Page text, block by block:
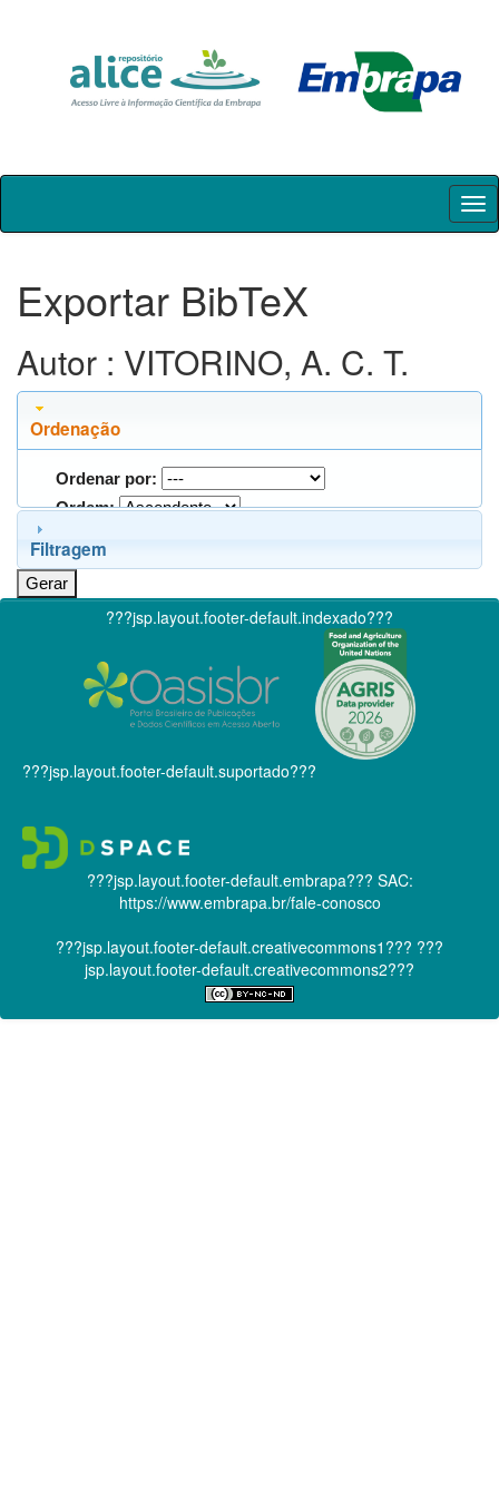
Skip
Exportar BibTeX
Autor : VITORINO, A. C. T.
Ordenação
Ordenar por:
Ordem:
Filtragem
???jsp.layout.footer-default.indexado???
???jsp.layout.footer-default.suportado???
???jsp.layout.footer-default.embrapa??? SAC:
https://www.embrapa.br/fale-conosco
???jsp.layout.footer-default.creativecommons1??? ???
jsp.layout.footer-default.creativecommons2???